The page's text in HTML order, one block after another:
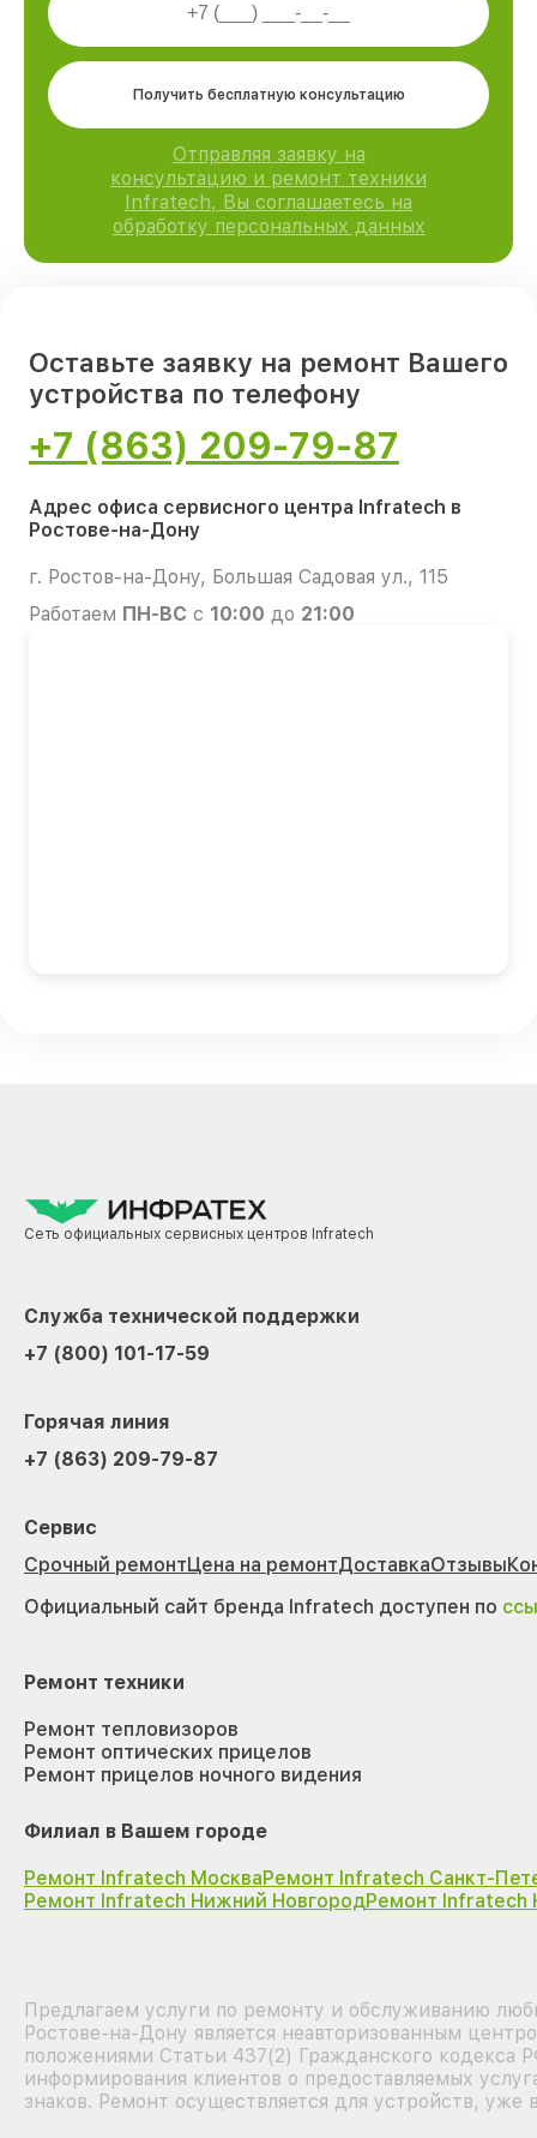
Получить бесплатную консультацию
Отправляя заявку на
консультацию и ремонт техники
Infratech, Вы соглашаетесь на
обработку персональных данных
Оставьте заявку на ремонт Вашего
устройства по телефону
+7 (863) 209-79-87
Адрес офиса сервисного центра Infratech в
Ростове-на-Дону
г. Ростов-на-Дону, Большая Садовая ул., 115
Работаем ПН-ВС с 10:00 до 21:00
Сеть официальных сервисных центров Infratech
Служба технической поддержки
+7 (800) 101-17-59
Горячая линия
+7 (863) 209-79-87
Сервис
Срочный ремонтЦена на ремонтДоставкаОтзывы
Официальный сайт бренда Infratech доступен по
Ремонт техники
Ремонт тепловизоров
Ремонт оптических прицелов
Ремонт прицелов ночного видения
Филиал в Вашем городе
Ремонт Infratech МоскваРемонт Infratech Санкт-
Ремонт Infratech Нижний НовгородРемонт Infratech
Предлагаем услуги по ремонту и обслуживанию
Ростове-на-Дону является неавторизованным
положениями Статьи 437(2) Гражданского кодекса
информирования клиентов о предоставляемых
знаков. Ремонт осуществляется для устройств,